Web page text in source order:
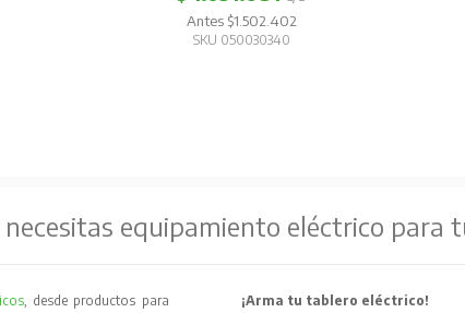
Antes $1.502.402
SKU 050030340
equipamiento eléctrico para
, desde productos para
¡Arma tu tablero eléctrico!